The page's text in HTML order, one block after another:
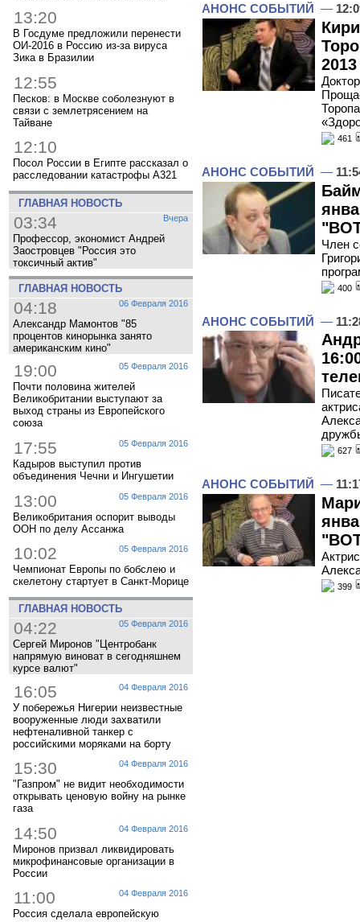
13:20
В Госдуме предложили перенести
ОИ-2016 в Россию из-за вируса
Зика в Бразилии
12:55
Песков: в Москве соболезнуют в
связи с землетрясением на
Тайване
12:10
Посол России в Египте рассказал о
расследовании катастрофы A321
ГЛАВНАЯ НОВОСТЬ
Вчера
03:34
Профессор, экономист Андрей
Заостровцев "Россия это
токсичный актив"
ГЛАВНАЯ НОВОСТЬ
06 Февраля 2016
04:18
Александр Мамонтов "85
процентов кинорынка занято
американским кино"
05 Февраля 2016
19:00
Почти половина жителей
Великобритании выступают за
выход страны из Европейского
союза
05 Февраля 2016
17:55
Кадыров выступил против
объединения Чечни и Ингушетии
05 Февраля 2016
13:00
Великобритания оспорит выводы
ООН по делу Ассанжа
05 Февраля 2016
10:02
Чемпионат Европы по бобслею и
скелетону стартует в Санкт-Морице
ГЛАВНАЯ НОВОСТЬ
05 Февраля 2016
04:22
Сергей Миронов "Центробанк
напрямую виноват в сегодняшнем
курсе валют"
04 Февраля 2016
16:05
У побережья Нигерии неизвестные
вооруженные люди захватили
нефтеналивной танкер с
российскими моряками на борту
04 Февраля 2016
15:30
"Газпром" не видит необходимости
открывать ценовую войну на рынке
газа
04 Февраля 2016
14:50
Миронов призвал ликвидировать
микрофинансовые организации в
России
04 Февраля 2016
11:00
Россия сделала европейскую
АНОНС СОБЫТИЙ —
461
АНОНС СОБЫТИЙ —
Член
400
АНОНС СОБЫТИЙ —
627
АНОНС СОБЫТИЙ —
399